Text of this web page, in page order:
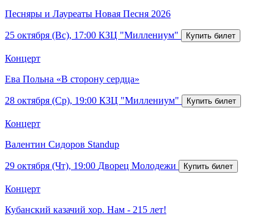
Песняры и Лауреаты Новая Песня 2026
25 октября (Вс), 17:00 КЗЦ "Миллениум"
Концерт
Ева Польна «В сторону сердца»
28 октября (Ср), 19:00 КЗЦ "Миллениум"
Концерт
Валентин Сидоров Standup
29 октября (Чт), 19:00 Дворец Молодежи
Концерт
Кубанский казачий хор. Нам - 215 лет!